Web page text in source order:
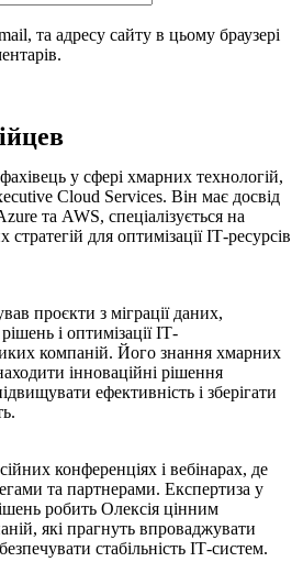
та адресу сайту в цьому браузері
у сфері хмарних технологій,
Cloud Services. Він має досвід
та AWS, спеціалізується на
для оптимізації ІТ-ресурсів
проєкти з міграції даних,
і оптимізації ІТ-
компаній. Його знання хмарних
інноваційні рішення
ефективність і зберігати
конференціях і вебінарах, де
та партнерами. Експертиза у
робить Олексія цінним
які прагнуть впроваджувати
стабільність ІТ-систем.